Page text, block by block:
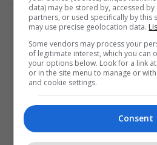
1
data) may be stored by, accessed
partners, or used specifically by this
may use precise geolocation data.
Some vendors may process your
of legitimate interest, which you can
your options below. Look for a link
or in the site menu to manage or
and cookie settings.
Consent